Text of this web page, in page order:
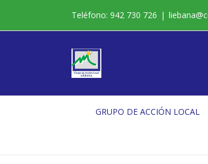
contenido
Teléfono: 942 730 726 |
GRUPO DE ACCIÓN LOCAL